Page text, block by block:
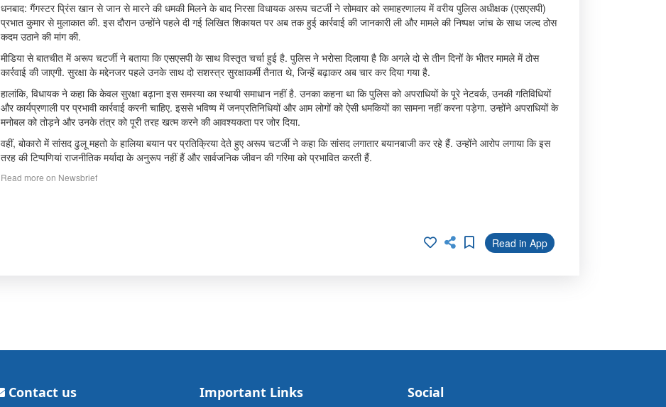
धनबाद: गैंगस्टर प्रिंस खान से जान से मारने की धमकी मिलने के बाद निरसा विधायक अरूप चटर्जी ने सोमवार को समाहरणालय में वरीय पुलिस अधीक्षक (एसएसपी)
प्रभात कुमार से मुलाकात की. इस दौरान उन्होंने पहले दी गई लिखित शिकायत पर अब तक हुई कार्रवाई की जानकारी ली और मामले की निष्पक्ष जांच के साथ जल्द ठोस
कदम उठाने की मांग की.
मीडिया से बातचीत में अरूप चटर्जी ने बताया कि एसएसपी के साथ विस्तृत चर्चा हुई है. पुलिस ने भरोसा दिलाया है कि अगले दो से तीन दिनों के भीतर मामले में ठोस
कार्रवाई की जाएगी. सुरक्षा के मद्देनजर पहले उनके साथ दो सशस्त्र सुरक्षाकर्मी तैनात थे, जिन्हें बढ़ाकर अब चार कर दिया गया है.
हालांकि, विधायक ने कहा कि केवल सुरक्षा बढ़ाना इस समस्या का स्थायी समाधान नहीं है. उनका कहना था कि पुलिस को अपराधियों के पूरे नेटवर्क, उनकी गतिविधियों
और कार्यप्रणाली पर प्रभावी कार्रवाई करनी चाहिए. इससे भविष्य में जनप्रतिनिधियों और आम लोगों को ऐसी धमकियों का सामना नहीं करना पड़ेगा. उन्होंने अपराधियों के
मनोबल को तोड़ने और उनके तंत्र को पूरी तरह खत्म करने की आवश्यकता पर जोर दिया.
वहीं, बोकारो में सांसद ढुलू महतो के हालिया बयान पर प्रतिक्रिया देते हुए अरूप चटर्जी ने कहा कि सांसद लगातार बयानबाजी कर रहे हैं. उन्होंने आरोप लगाया कि इस
तरह की टिप्पणियां राजनीतिक मर्यादा के अनुरूप नहीं हैं और सार्वजनिक जीवन की गरिमा को प्रभावित करती हैं.
Read more on Newsbrief
Read in App
Contact us Important Links Social